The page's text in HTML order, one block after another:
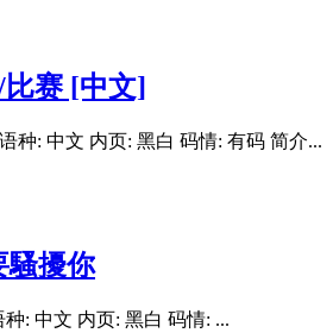
赛 [中文]
种: 中文 内页: 黑白 码情: 有码 简介...
騷擾你
: 中文 内页: 黑白 码情: ...